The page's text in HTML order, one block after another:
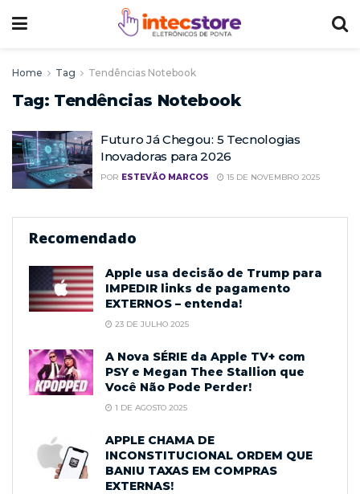
Home Tag Tendências Notebook
Tag: Tendências Notebook
Futuro Já Chegou: 5 Tecnologias
Inovadoras para 2026
POR ESTEVÃO MARCOS 15 DE NOVEMBRO 2025
Recomendado
Apple usa decisão de Trump para
IMPEDIR links de pagamento
EXTERNOS – entenda!
23 DE JULHO 2025
A Nova SÉRIE da Apple TV+ com
PSY e Megan Thee Stallion que
Você Não Pode Perder!
1 DE AGOSTO 2025
APPLE CHAMA DE
INCONSTITUCIONAL ORDEM QUE
BANIU TAXAS EM COMPRAS
EXTERNAS!